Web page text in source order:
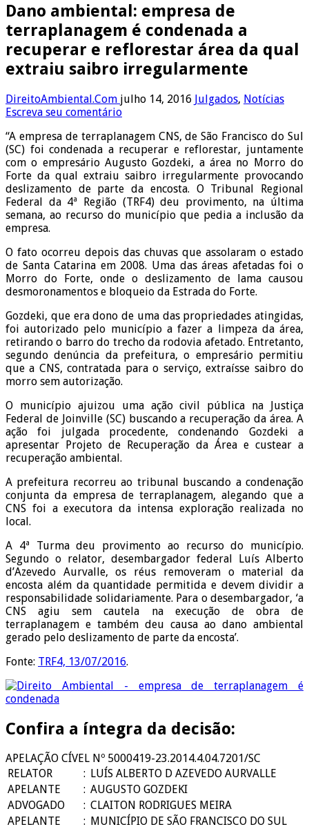
Dano ambiental: empresa de
terraplanagem é condenada a
recuperar e reflorestar área da qual
extraiu saibro irregularmente
DireitoAmbiental.Com julho 14, 2016 Julgados, Notícias
Escreva seu comentário
“A empresa de terraplanagem CNS, de São Francisco do Sul
(SC) foi condenada a recuperar e reflorestar, juntamente
com o empresário Augusto Gozdeki, a área no Morro do
Forte da qual extraiu saibro irregularmente provocando
deslizamento de parte da encosta. O Tribunal Regional
Federal da 4ª Região (TRF4) deu provimento, na última
semana, ao recurso do município que pedia a inclusão da
empresa.
O fato ocorreu depois das chuvas que assolaram o estado
de Santa Catarina em 2008. Uma das áreas afetadas foi o
Morro do Forte, onde o deslizamento de lama causou
desmoronamentos e bloqueio da Estrada do Forte.
Gozdeki, que era dono de uma das propriedades atingidas,
foi autorizado pelo município a fazer a limpeza da área,
retirando o barro do trecho da rodovia afetado. Entretanto,
segundo denúncia da prefeitura, o empresário permitiu
que a CNS, contratada para o serviço, extraísse saibro do
morro sem autorização.
O município ajuizou uma ação civil pública na Justiça
Federal de Joinville (SC) buscando a recuperação da área. A
ação foi julgada procedente, condenando Gozdeki a
apresentar Projeto de Recuperação da Área e custear a
recuperação ambiental.
A prefeitura recorreu ao tribunal buscando a condenação
conjunta da empresa de terraplanagem, alegando que a
CNS foi a executora da intensa exploração realizada no
local.
A 4ª Turma deu provimento ao recurso do município.
Segundo o relator, desembargador federal Luís Alberto
d’Azevedo Aurvalle, os réus removeram o material da
encosta além da quantidade permitida e devem dividir a
responsabilidade solidariamente. Para o desembargador, ‘a
CNS agiu sem cautela na execução de obra de
terraplanagem e também deu causa ao dano ambiental
gerado pelo deslizamento de parte da encosta’.
Fonte: TRF4, 13/07/2016.
Confira a íntegra da decisão:
APELAÇÃO CÍVEL Nº 5000419-23.2014.4.04.7201/SC
RELATOR
: LUÍS ALBERTO D AZEVEDO AURVALLE
APELANTE
: AUGUSTO GOZDEKI
ADVOGADO
: CLAITON RODRIGUES MEIRA
APELANTE
: MUNICÍPIO DE SÃO FRANCISCO DO SUL